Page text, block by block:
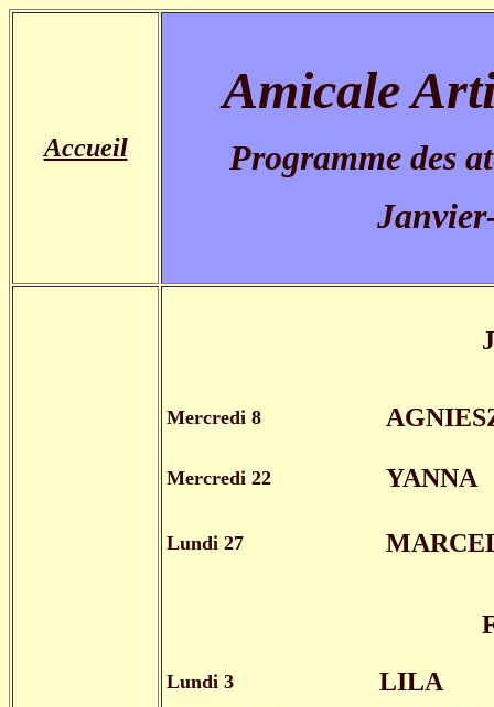
Accueil
Amicale
Programme des
Mercredi 8
Mercredi 22 YANNA
Lundi 27
Lundi 3 LILA